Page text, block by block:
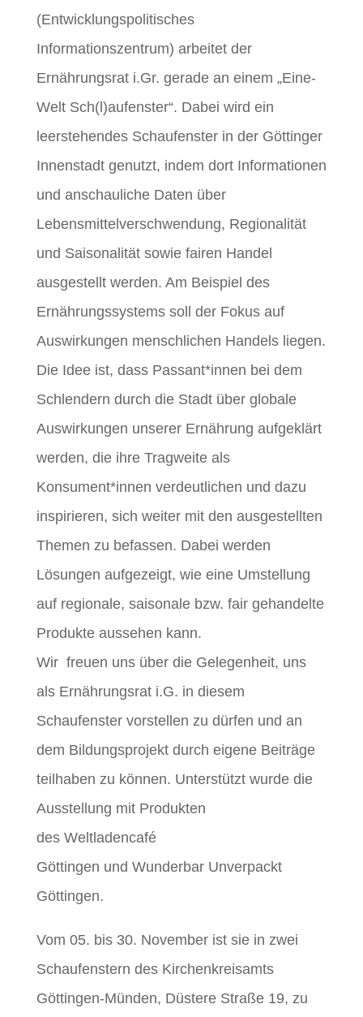
(Entwicklungspolitisches
Informationszentrum) arbeitet der
Ernährungsrat i.Gr. gerade an einem „Eine-
Welt Sch(l)aufenster“. Dabei wird ein
leerstehendes Schaufenster in der Göttinger
Innenstadt genutzt, indem dort Informationen
und anschauliche Daten über
Lebensmittelverschwendung, Regionalität
und Saisonalität sowie fairen Handel
ausgestellt werden. Am Beispiel des
Ernährungssystems soll der Fokus auf
Auswirkungen menschlichen Handels liegen.
Die Idee ist, dass Passant*innen bei dem
Schlendern durch die Stadt über globale
Auswirkungen unserer Ernährung aufgeklärt
werden, die ihre Tragweite als
Konsument*innen verdeutlichen und dazu
inspirieren, sich weiter mit den ausgestellten
Themen zu befassen. Dabei werden
Lösungen aufgezeigt, wie eine Umstellung
auf regionale, saisonale bzw. fair gehandelte
Produkte aussehen kann.
Wir freuen uns über die Gelegenheit, uns
als Ernährungsrat i.G. in diesem
Schaufenster vorstellen zu dürfen und an
dem Bildungsprojekt durch eigene Beiträge
teilhaben zu können. Unterstützt wurde die
Ausstellung mit Produkten
des Weltladencafé
Göttingen und Wunderbar Unverpackt
Göttingen.
Vom 05. bis 30. November ist sie in zwei
Schaufenstern des Kirchenkreisamts
Göttingen-Münden, Düstere Straße 19, zu